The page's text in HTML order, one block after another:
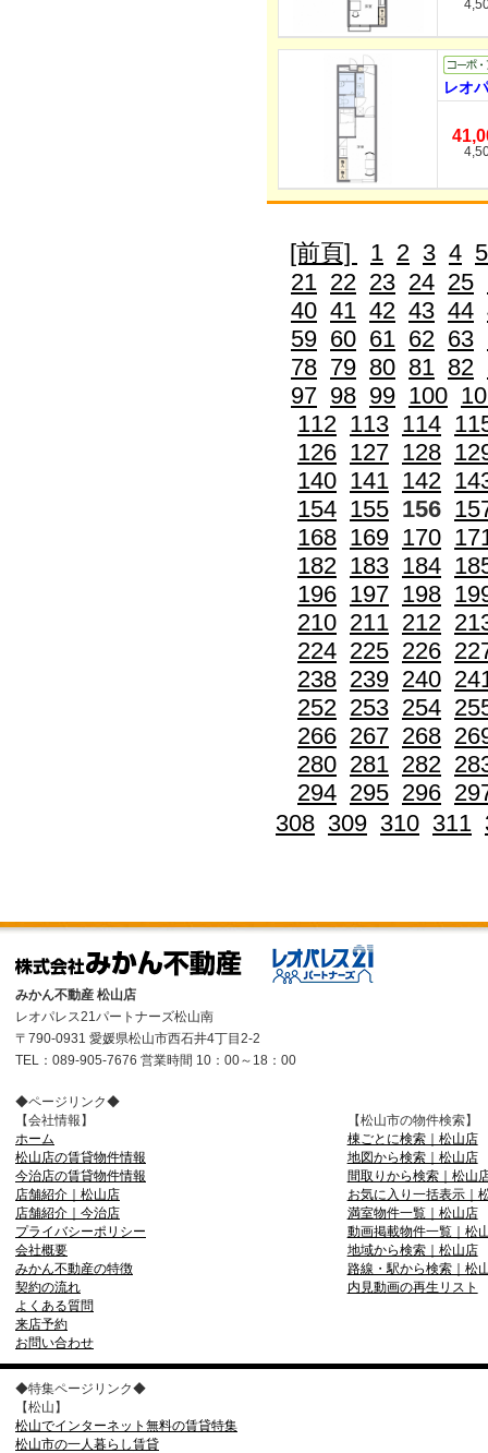
レオ
[前頁] 1 2 3 4 5
21 22 23 24 25
40 41 42 43 44
59 60 61 62 63
78 79 80 81 82
97 98 99 100
112 113 114
126 127 128
140 141 142
154 155 156
168 169 170
182 183 184
196 197 198
210 211 212
224 225 226
238 239 240
252 253 254
266 267 268
280 281 282
294 295 296
308 309 310 311
みかん不動産 松山店
レオパレス21パートナーズ松山南
〒790-0931 愛媛県松山市西石井4丁目2-2
TEL：089-905-7676 営業時間 10：00～18：00
◆ページリンク◆
【会社情報】
ホーム
松山店の賃貸物件情報
今治店の賃貸物件情報
店舗紹介｜松山店
店舗紹介｜今治店
プライバシーポリシー
会社概要
みかん不動産の特徴
契約の流れ
よくある質問
来店予約
お問い合わせ
【松山市の物件検索】
棟ごとに検索｜松山店
地図から検索｜松山店
間取りから検索｜松山
お気に入り一括表示｜
満室物件一覧｜松山店
動画掲載物件一覧｜松
地域から検索｜松山店
路線・駅から検索｜松
内見動画の再生リスト
◆特集ページリンク◆
【松山】
松山でインターネット無料の賃貸特集
松山市の一人暮らし賃貸